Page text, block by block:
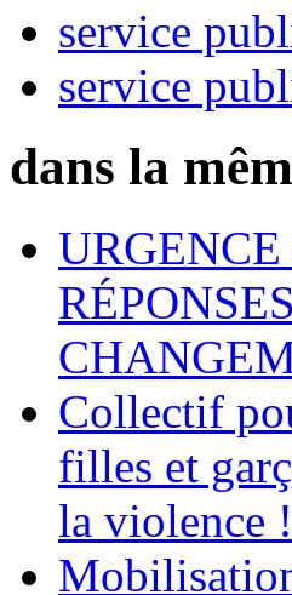
service
service
dans la
Collectif
filles et
la violence !